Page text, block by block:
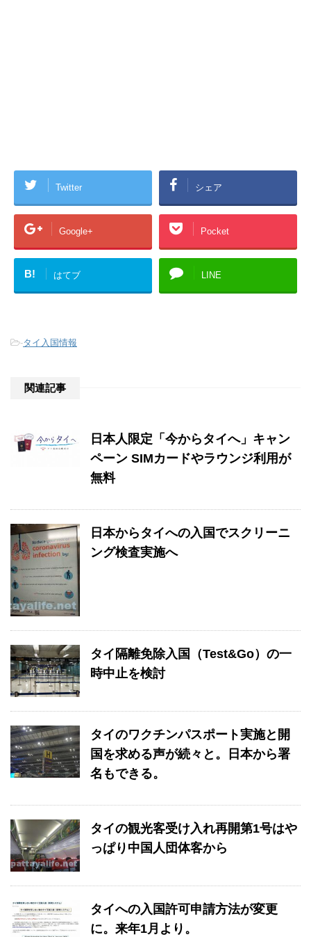
Twitter シェア
Google+ Pocket
B! はてブ LINE
-タイ入国情報
関連記事
日本人限定「今からタイへ」キャン
ペーン SIMカードやラウンジ利用が
無料
日本からタイへの入国でスクリーニ
ング検査実施へ
タイ隔離免除入国（Test&Go）の一
時中止を検討
タイのワクチンパスポート実施と開
国を求める声が続々と。日本から署
名もできる。
タイの観光客受け入れ再開第1号はや
っぱり中国人団体客から
タイへの入国許可申請方法が変更
に。来年1月より。